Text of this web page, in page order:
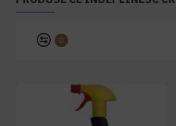
0